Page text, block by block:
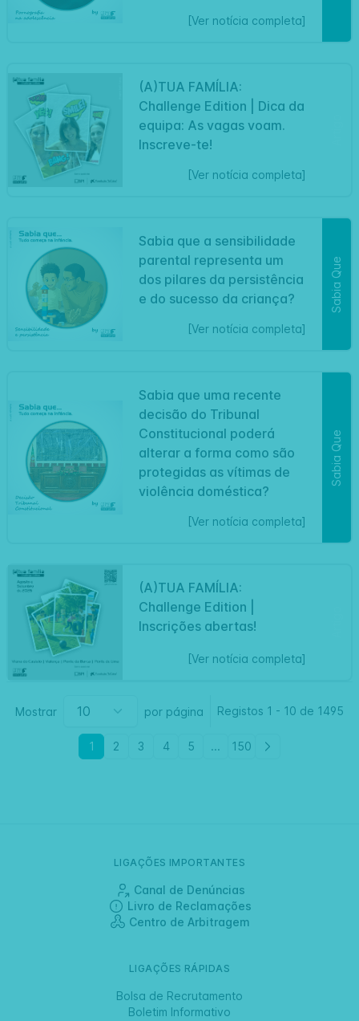
[Ver notícia completa]
(A)TUA FAMÍLIA:
Challenge Edition | Dica da
equipa: As vagas voam.
Inscreve-te!
[Ver notícia completa]
Sabia que a sensibilidade
parental representa um
dos pilares da persistência
e do sucesso da criança?
[Ver notícia completa]
Sabia Que
Sabia que uma recente
decisão do Tribunal
Constitucional poderá
alterar a forma como são
protegidas as vítimas de
violência doméstica?
[Ver notícia completa]
Sabia Que
(A)TUA FAMÍLIA:
Challenge Edition |
Inscrições abertas!
[Ver notícia completa]
Mostrar por página Registos 1 - 10 de 1495
1 2 3 4 5 ... 150
LIGAÇÕES IMPORTANTES
Canal de Denúncias
Livro de Reclamações
Centro de Arbitragem
LIGAÇÕES RÁPIDAS
Bolsa de Recrutamento
Boletim Informativo